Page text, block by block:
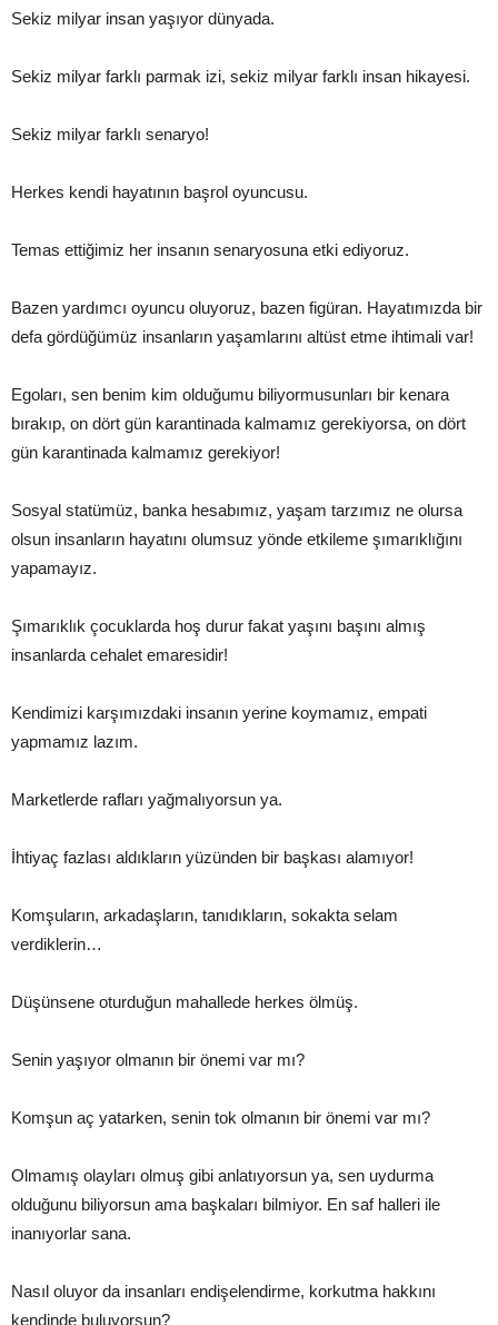
Sekiz milyar insan yaşıyor dünyada.
Sekiz milyar farklı parmak izi, sekiz milyar farklı insan hikayesi.
Sekiz milyar farklı senaryo!
Herkes kendi hayatının başrol oyuncusu.
Temas ettiğimiz her insanın senaryosuna etki ediyoruz.
Bazen yardımcı oyuncu oluyoruz, bazen figüran. Hayatımızda bir
defa gördüğümüz insanların yaşamlarını altüst etme ihtimali var!
Egoları, sen benim kim olduğumu biliyormusunları bir kenara
bırakıp, on dört gün karantinada kalmamız gerekiyorsa, on dört
gün karantinada kalmamız gerekiyor!
Sosyal statümüz, banka hesabımız, yaşam tarzımız ne olursa
olsun insanların hayatını olumsuz yönde etkileme şımarıklığını
yapamayız.
Şımarıklık çocuklarda hoş durur fakat yaşını başını almış
insanlarda cehalet emaresidir!
Kendimizi karşımızdaki insanın yerine koymamız, empati
yapmamız lazım.
Marketlerde rafları yağmalıyorsun ya.
İhtiyaç fazlası aldıkların yüzünden bir başkası alamıyor!
Komşuların, arkadaşların, tanıdıkların, sokakta selam
verdiklerin…
Düşünsene oturduğun mahallede herkes ölmüş.
Senin yaşıyor olmanın bir önemi var mı?
Komşun aç yatarken, senin tok olmanın bir önemi var mı?
Olmamış olayları olmuş gibi anlatıyorsun ya, sen uydurma
olduğunu biliyorsun ama başkaları bilmiyor. En saf halleri ile
inanıyorlar sana.
Nasıl oluyor da insanları endişelendirme, korkutma hakkını
kendinde buluyorsun?